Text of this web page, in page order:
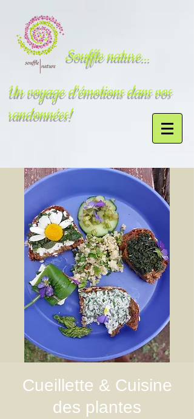
Souffle nature...
Un voyage d'émotions dans vos
randonnées!
Cueillette & Cuisine
des plantes